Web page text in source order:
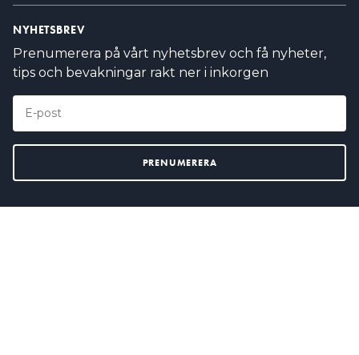
NYHETSBREV
Prenumerera på vårt nyhetsbrev och få nyheter,
tips och bevakningar rakt ner i inkorgen